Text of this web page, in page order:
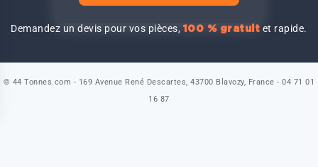
Demandez un devis pour vos pièces,100 % gratuit et rapide.
© 44 Tonnes.com - 169 Avenue René Descartes, 43700 Blavozy, France - 04 71 01
16 87